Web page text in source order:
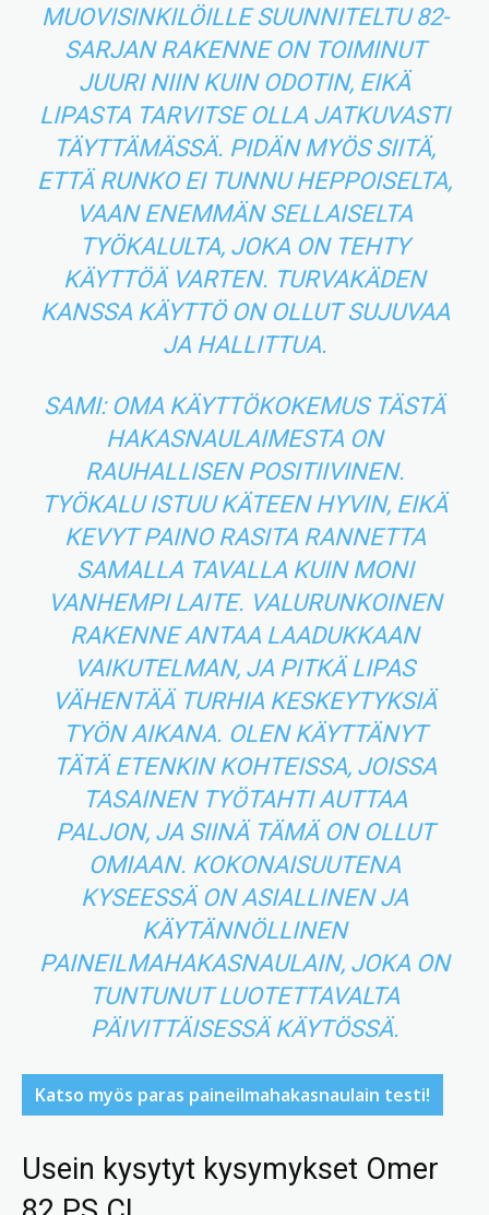
MUOVISINKILÖILLE SUUNNITELTU 82-
SARJAN RAKENNE ON TOIMINUT
JUURI NIIN KUIN ODOTIN, EIKÄ
LIPASTA TARVITSE OLLA JATKUVASTI
TÄYTTÄMÄSSÄ. PIDÄN MYÖS SIITÄ,
ETTÄ RUNKO EI TUNNU HEPPOISELTA,
VAAN ENEMMÄN SELLAISELTA
TYÖKALULTA, JOKA ON TEHTY
KÄYTTÖÄ VARTEN. TURVAKÄDEN
KANSSA KÄYTTÖ ON OLLUT SUJUVAA
JA HALLITTUA.
SAMI: OMA KÄYTTÖKOKEMUS TÄSTÄ
HAKASNAULAIMESTA ON
RAUHALLISEN POSITIIVINEN.
TYÖKALU ISTUU KÄTEEN HYVIN, EIKÄ
KEVYT PAINO RASITA RANNETTA
SAMALLA TAVALLA KUIN MONI
VANHEMPI LAITE. VALURUNKOINEN
RAKENNE ANTAA LAADUKKAAN
VAIKUTELMAN, JA PITKÄ LIPAS
VÄHENTÄÄ TURHIA KESKEYTYKSIÄ
TYÖN AIKANA. OLEN KÄYTTÄNYT
TÄTÄ ETENKIN KOHTEISSA, JOISSA
TASAINEN TYÖTAHTI AUTTAA
PALJON, JA SIINÄ TÄMÄ ON OLLUT
OMIAAN. KOKONAISUUTENA
KYSEESSÄ ON ASIALLINEN JA
KÄYTÄNNÖLLINEN
PAINEILMAHAKASNAULAIN, JOKA ON
TUNTUNUT LUOTETTAVALTA
PÄIVITTÄISESSÄ KÄYTÖSSÄ.
Katso myös paras paineilmahakasnaulain testi!
Usein kysytyt kysymykset Omer